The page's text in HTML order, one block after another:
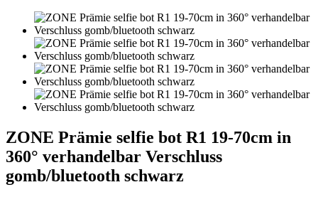
ZONE Prämie selfie bot R1 19-70cm in
360° verhandelbar Verschluss
gomb/bluetooth schwarz